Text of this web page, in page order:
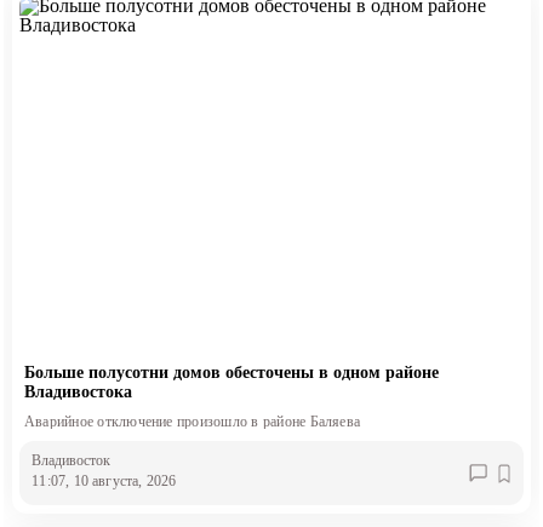
Больше полусотни домов обесточены в одном районе
Владивостока
Аварийное отключение произошло в районе Баляева
Владивосток
11:07, 10 августа, 2026